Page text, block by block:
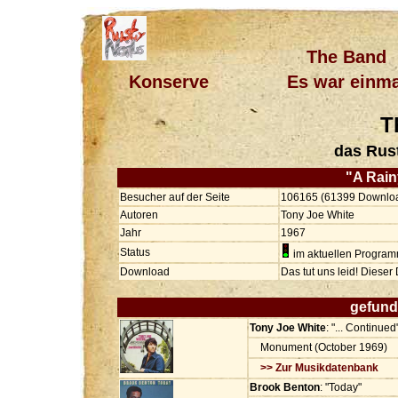
The Band
Konserve
Es war
das
"A
Besucher auf der Seite
106165 (61399
Autoren
Tony Joe White
Jahr
1967
Status
im aktuellen
Download
Das tut uns leid!
Tony Joe White: "...
Monument (October 1969)
>> Zur Musikdatenbank
Brook Benton: "Today"